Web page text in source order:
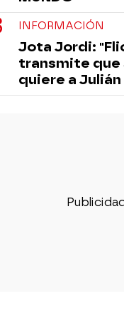
INFORMACIÓN
Jota Jordi:
transmite que
quiere a